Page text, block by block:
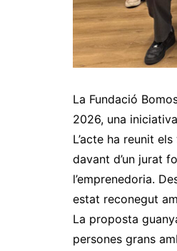
La Fundació
2026, una
L’acte ha reunit
davant d’un jurat
l’emprenedoria.
estat reconegut
La proposta
persones grans